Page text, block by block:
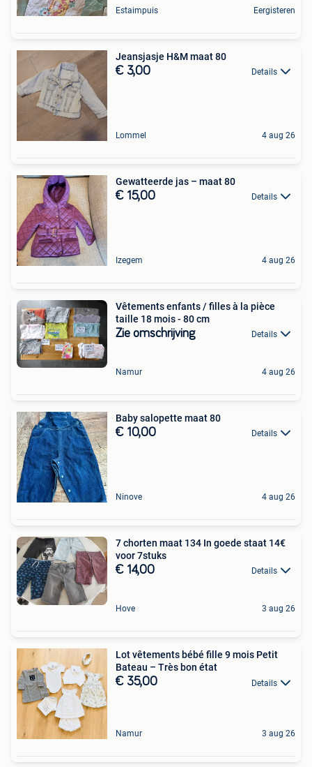
Estaimpuis Eergisteren
Jeansjasje H&M maat 80
€ 3,00 Details
Lommel 4 aug 26
Gewatteerde jas – maat 80
€ 15,00 Details
Izegem 4 aug 26
Vêtements enfants / filles à la pièce
taille 18 mois - 80 cm
Zie omschrijving Details
Namur 4 aug 26
Baby salopette maat 80
€ 10,00 Details
Ninove 4 aug 26
7 chorten maat 134 In goede staat 14€
voor 7stuks
€ 14,00 Details
Hove 3 aug 26
Lot vêtements bébé fille 9 mois Petit
Bateau – Très bon état
€ 35,00 Details
Namur 3 aug 26